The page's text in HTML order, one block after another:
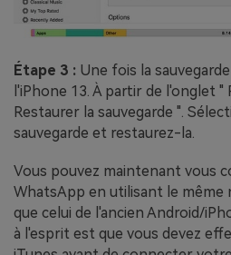
Étape 3 : Une fois la
l'iPhone 13. À partir de l'onglet "
Restaurer la sauvegarde ".
sauvegarde et restaurez-la.
Vous pouvez maintenant vous
WhatsApp en utilisant le même
que celui de l'ancien Android/
à l'esprit est que vous devez